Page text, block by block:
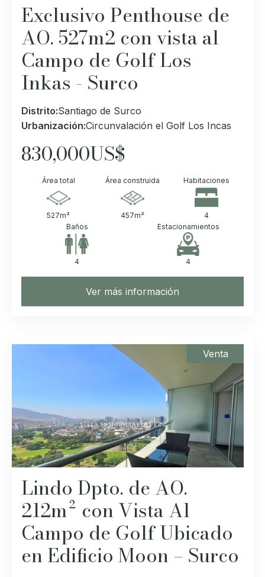
Exclusivo Penthouse de
AO. 527m2 con vista al
Campo de Golf Los
Inkas - Surco
Distrito:Santiago de Surco
Urbanización:Circunvalación el Golf Los Incas
830,000US$
Área total
527m²
Área construida
457m²
Habitaciones
4
Baños
4
Estacionamientos
4
Ver más información
Venta
Lindo Dpto. de AO.
212m² con Vista Al
Campo de Golf Ubicado
en Edificio Moon – Surco